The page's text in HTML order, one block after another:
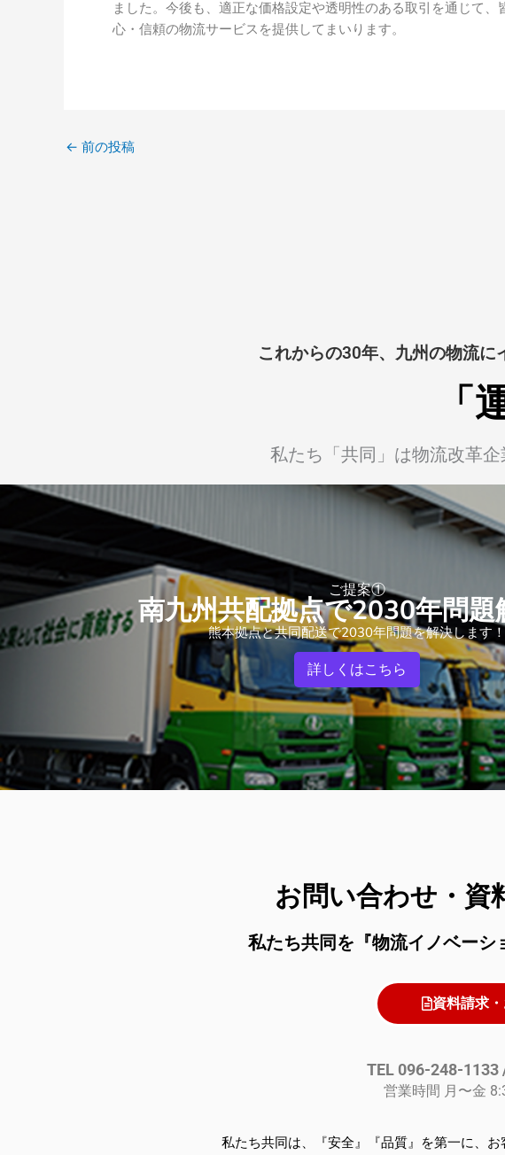
ました。今後も、適正な価格設定や透明性のある取引を通じて
心・信頼の物流サービスを提供してまいります。
← 前の投稿
これからの30年、九州の物流
「
私たち「共同」は物流改革企
ご提案①
南九州共配拠点で2030年問題
熊本拠点と共同配送で2030年問題を解決します
詳しくはこちら
お問い合わせ・資
私たち共同を『物流イノベー
資料請求
TEL 096-248-1133
営業時間 月〜金
私たち共同は、『安全』『品質』を第一に、